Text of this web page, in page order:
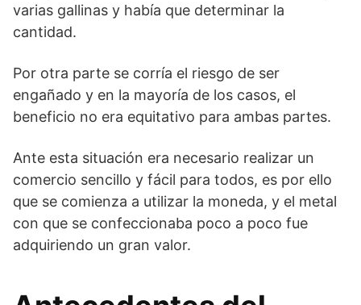
varias gallinas y había que determinar la
cantidad.
Por otra parte se corría el riesgo de ser
engañado y en la mayoría de los casos, el
beneficio no era equitativo para ambas partes.
Ante esta situación era necesario realizar un
comercio sencillo y fácil para todos, es por ello
que se comienza a utilizar la moneda, y el metal
con que se confeccionaba poco a poco fue
adquiriendo un gran valor.